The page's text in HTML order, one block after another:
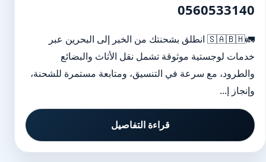
0560533140
🚛🇸🇦🇧🇭 انطلق بشحنتك من الخبر إلى البحرين عبر
خدمات لوجستية موثوقة تشمل نقل الأثاث والبضائع
والطرود، مع سرعة في التنسيق، ومتابعة مستمرة للشحنة،
وإنجاز إ...
قراءة التفاصيل